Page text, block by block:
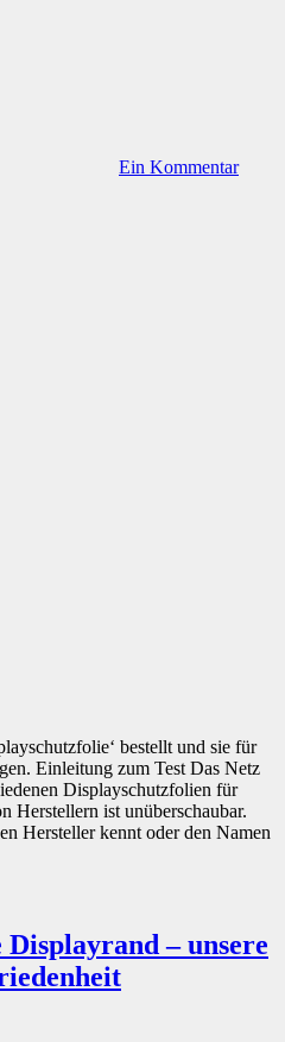
Ein Kommentar
bestellt und sie für
Einleitung zum Test Das Netz
Displayschutzfolien für
Herstellern ist unüberschaubar.
Hersteller kennt oder den Namen
Displayrand – unsere